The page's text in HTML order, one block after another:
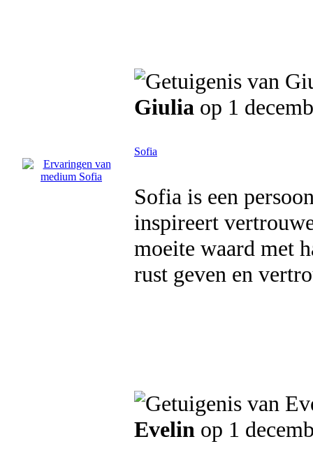
Giulia op 1
Sofia
Sofia is een
inspireert
moeite waard met
rust geven en
Evelin op 1